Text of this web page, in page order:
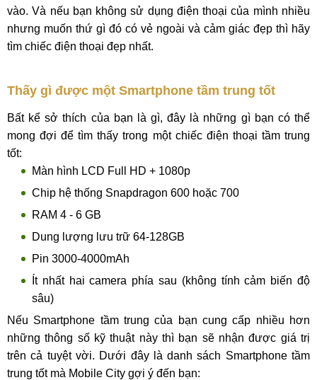
vào. Và nếu bạn không sử dụng điện thoại của mình nhiều
nhưng muốn thứ gì đó có vẻ ngoài và cảm giác đẹp thì hãy
tìm chiếc điện thoại đẹp nhất.
Thấy gì được một Smartphone tầm trung tốt
Bất kể sở thích của bạn là gì, đây là những gì bạn có thể
mong đợi để tìm thấy trong một chiếc điện thoại tầm trung
tốt:
Màn hình LCD Full HD + 1080p
Chip hệ thống Snapdragon 600 hoặc 700
RAM 4 - 6 GB
Dung lượng lưu trữ 64-128GB
Pin 3000-4000mAh
Ít nhất hai camera phía sau (không tính cảm biến độ
sâu)
Nếu Smartphone tầm trung của bạn cung cấp nhiều hơn
những thông số kỹ thuật này thì bạn sẽ nhận được giá trị
trên cả tuyệt vời. Dưới đây là danh sách Smartphone tầm
trung tốt mà Mobile City gợi ý đến bạn: